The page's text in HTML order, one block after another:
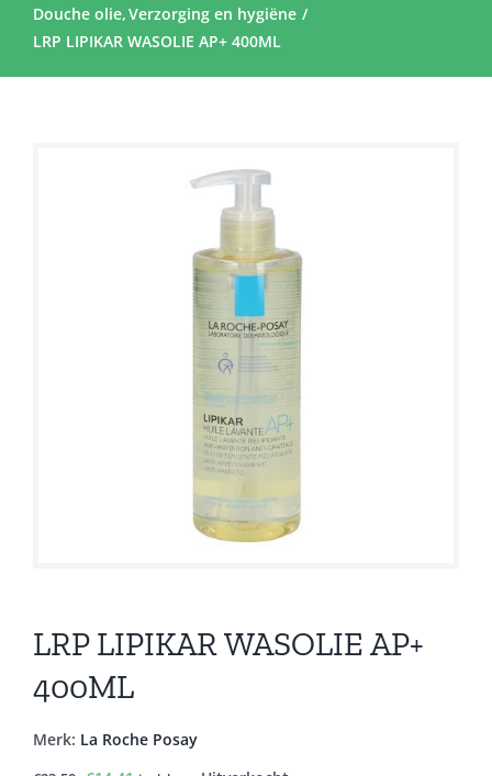
Douche olie Verzorging en hygiëne
LRP LIPIKAR WASOLIE AP+ 400ML
LRP LIPIKAR WASOLIE AP+
400ML
Merk: La Roche Posay